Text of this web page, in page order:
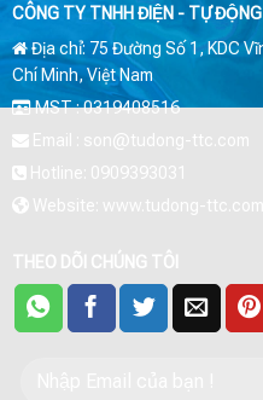
CÔNG TY TNHH ĐIỆN - TỰ
Địa chỉ: 75 Đường Số 1, KDC
Chí Minh, Việt Nam
MST : 0319408516
Email : son@tudong-ttc.com
Hotline: 0909393031
Website: www.tudong-
THEO DÕI CHÚNG TÔI